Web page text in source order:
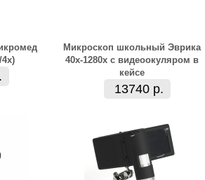
Микроскоп школьный Эврика
40х-1280х с видеоокуляром в
кейсе
13740 р.